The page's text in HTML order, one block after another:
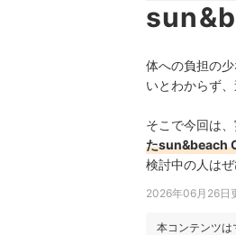
体への負担の
いとわからず
そこで今回は
たsun&beach
検討中の人は
2026年06月26日
本コンテンツは